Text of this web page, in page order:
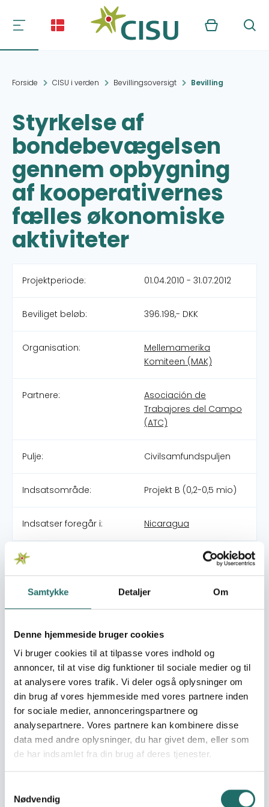
Samtykke Detaljer Om
Denne hjemmeside bruger cookies
Vi bruger cookies til at tilpasse vores indhold og
annoncer, til at vise dig funktioner til sociale medier og til
at analysere vores trafik. Vi deler også oplysninger om
din brug af vores hjemmeside med vores partnere inden
for sociale medier, annonceringspartnere og
analysepartnere. Vores partnere kan kombinere disse
data med andre oplysninger, du har givet dem, eller som
de har indsamlet fra din brug af deres tjenester.
Nødvendig
Kurv Søg
Forside CISU i verden Bevillingsoversigt Bevilling
Styrkelse af
bondebevægelsen
gennem opbygning
af kooperativernes
fælles økonomiske
aktiviteter
Projektperiode: 01.04.2010 - 31.07.2012
Beviliget beløb: 396.198,- DKK
Organisation:
Mellemamerika
Komiteen (MAK)
Partnere:
Asociación de
Trabajores del Campo
(ATC)
Pulje: Civilsamfundspuljen
Indsatsområde: Projekt B (0,2-0,5 mio)
Indsatser foregår i: Nicaragua
Overordnede mål
Fattige bønder i fjerntliggende egne af Nicaragua får
adgang til at udvikle det økonomiske potentiale i deres
bliver en del af den nationale dagsorden.
Umiddelbare mål
Mål 1: 12 kooperativer besidder basale kundskaber, som
er nødvendige for at styrke eksisterende økonomiske
aktiviteter og opstarte nye. Mål 2: ATC Jinotegas ledelse
besidder kompetencer, som gør den i stand til at
rådgive og koordinere medlemskooperativer indenfor
regnskaber samt igangsættelse og udførelse af
økonomiske aktiviteter.
Projektets primære målgruppe er 674